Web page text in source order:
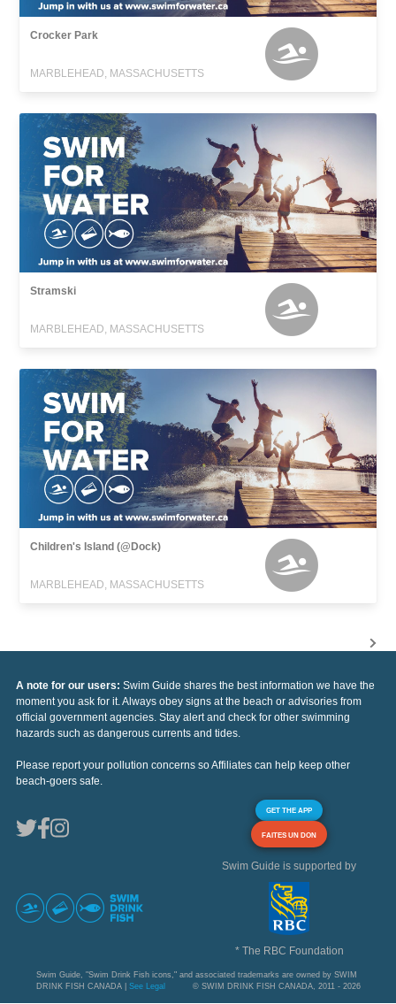
Crocker Park
MARBLEHEAD, MASSACHUSETTS
Stramski
MARBLEHEAD, MASSACHUSETTS
Children's Island (@Dock)
MARBLEHEAD, MASSACHUSETTS
A note for our users: Swim Guide shares the best information we have the
moment you ask for it. Always obey signs at the beach or advisories from
official government agencies. Stay alert and check for other swimming
hazards such as dangerous currents and tides.
Please report your pollution concerns so Affiliates can help keep other
beach-goers safe.
GET THE APP
FAITES UN DON
Swim Guide is supported by
* The RBC Foundation
Swim Guide, "Swim Drink Fish icons," and associated trademarks are owned by SWIM
DRINK FISH CANADA | See Legal © SWIM DRINK FISH CANADA, 2011 - 2026